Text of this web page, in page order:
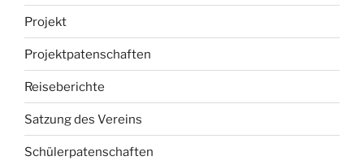
Projekt
Projektpatenschaften
Reiseberichte
Satzung des Vereins
Schülerpatenschaften